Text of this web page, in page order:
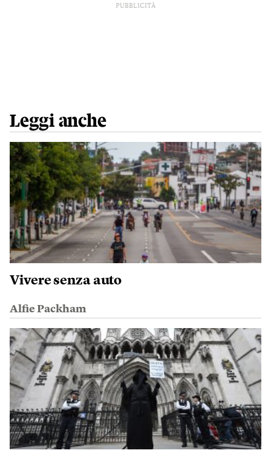
PUBBLICITÀ
Leggi anche
Vivere senza auto
Alfie Packham